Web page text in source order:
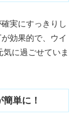
実にすっきりし
効果的で、ウイ
に過ごせていま
単に！